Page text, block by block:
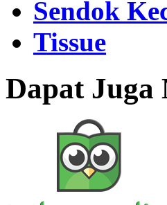
Sendok
Tissue
Dapat